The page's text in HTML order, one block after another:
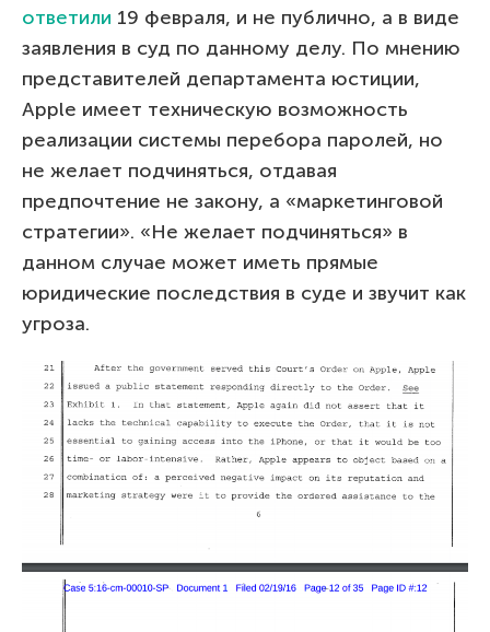
ответили 19 февраля, и не публично, а в виде
заявления в суд по данному делу. По мнению
представителей департамента юстиции,
Apple имеет техническую возможность
реализации системы перебора паролей, но
не желает подчиняться, отдавая
предпочтение не закону, а «маркетинговой
стратегии». «Не желает подчиняться» в
данном случае может иметь прямые
юридические последствия в суде и звучит как
угроза.